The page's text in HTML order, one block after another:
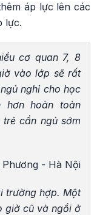
áp lực lên các
lực.
cơ quan 7, 8
vào lớp sẽ rất
nghỉ cho học
hoàn toàn
cần ngủ sớm
- Hà Nội
trường hợp. Một
giờ cũ và ngồi ở